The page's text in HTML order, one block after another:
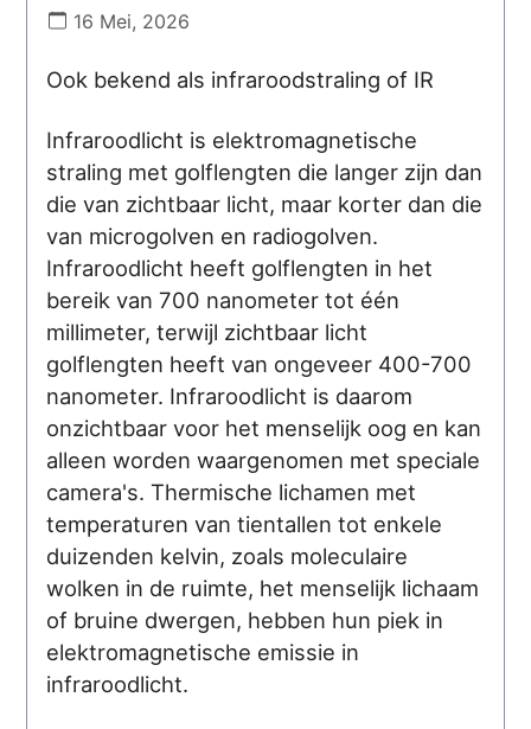
16 Mei, 2026
Ook bekend als infraroodstraling of IR
Infraroodlicht is elektromagnetische
straling met golflengten die langer zijn dan
die van zichtbaar licht, maar korter dan die
van microgolven en radiogolven.
Infraroodlicht heeft golflengten in het
bereik van 700 nanometer tot één
millimeter, terwijl zichtbaar licht
golflengten heeft van ongeveer 400-700
nanometer. Infraroodlicht is daarom
onzichtbaar voor het menselijk oog en kan
alleen worden waargenomen met speciale
camera's. Thermische lichamen met
temperaturen van tientallen tot enkele
duizenden kelvin, zoals moleculaire
wolken in de ruimte, het menselijk lichaam
of bruine dwergen, hebben hun piek in
elektromagnetische emissie in
infraroodlicht.